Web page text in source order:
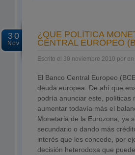
30
Nov
¿QUE POLÍTICA
CENTRAL EUROPEO
Escrito el 30 noviembre 2010 por en
El Banco Central Europeo
deuda europea. De ahí que
podría anunciar este, políticas
aumentar todavía más el
Monetaria de la Eurozona, ya
secundario o dando más
interés que les concede, por
decisión heterodoxa que